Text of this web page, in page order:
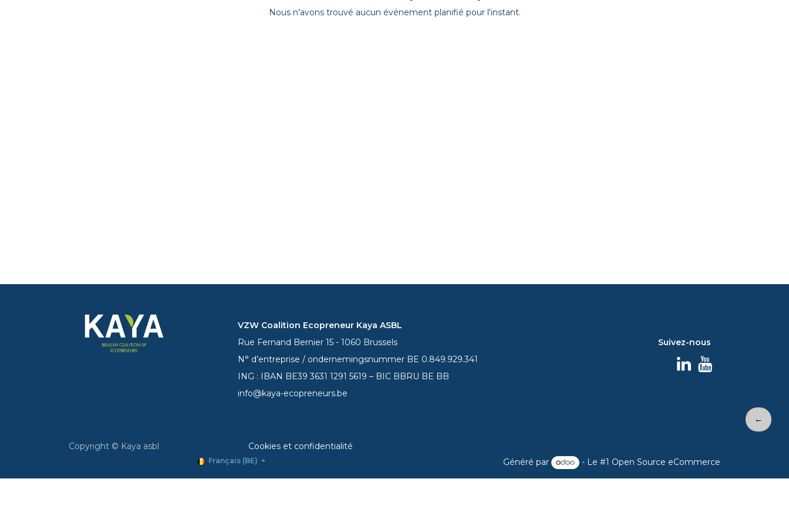
Nous n'avons trouvé aucun événement planifié pour l'instant.
Suivez-nous
←
VZW Coalition Ecopreneur Kaya ASBL
Rue Fernand Bernier 15 - 1060 Brussels
N° d’entreprise / ondernemingsnummer BE 0.849.929.341
ING : IBAN BE393631 1291 5619 – BIC BBRU BE BB
info@kaya-ecopreneurs.be
Copyright © Kaya asbl Cookies et confidentialité
Français (BE) Généré par - Le #1 Open Source eCommerce